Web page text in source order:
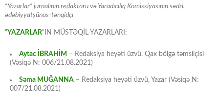
“Yazarlar” jurnalının redaktoru və Yaradıcılıq Komissiyasının sədri,
ədəbiyyatşünas-tənqidçı
“YAZARLAR“IN MÜSTƏQİL YAZARLARI:
Aytac İBRAHİM – Redaksiya heyəti üzvü, Qax bölgə təmsilçisi
(Vəsiqə N: 006/21.08.2021)
Səma MUĞANNA – Redaksiya heyəti üzvü, Yazar (Vəsiqə N:
007/21.08.2021)